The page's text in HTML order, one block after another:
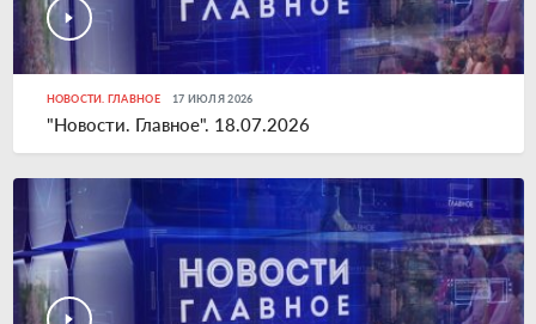
НОВОСТИ. ГЛАВНОЕ 17 ИЮЛЯ 2026
"Новости. Главное". 18.07.2026